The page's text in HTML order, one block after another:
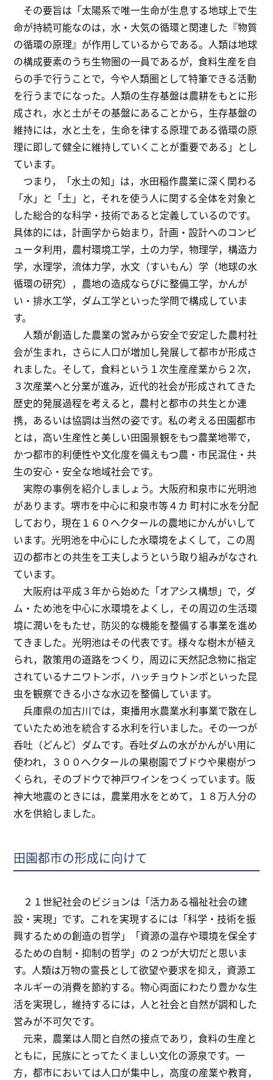
その要旨は「太陽系で唯一生命が生息する地球上で生
命が持続可能なのは，水・大気の循環と関連した『物質
の循環の原理』が作用しているからである。人類は地球
の構成要素のうち生物圈の一員であるが，食料生産を自
らの手で行うことで，今や人類圈として特筆できる活動
を行うまでになった。人類の生存基盤は農耕をもとに形
成され，水と土がその基盤にあることから，生存基盤の
維持には，水と土を，生命を律する原理である循環の原
理に即して健全に維持していくことが重要である」とし
ています。
つまり，「水土の知」は，水田稲作農業に深く関わる
「水」と「土」と，それを使う人に関する全体を対象と
した総合的な科学・技術であると定義しているのです。
具体的には，計画学から始まり，計画・設計へのコンピ
ュータ利用，農村環境工学，土の力学，物理学，構造力
学，水理学，流体力学，水文（すいもん）学（地球の水
循環の研究），農地の造成ならびに整備工学，かんが
い・排水工学，ダム工学といった学問で構成していま
す。
人類が創造した農業の営みから安全で安定した農村社
会が生まれ，さらに人口が増加し発展して都市が形成さ
れました。そして，食料という１次生産産業から２次，
３次産業へと分業が進み，近代的社会が形成されてきた
歴史的発展過程を考えると，農村と都市の共生とか連
携，あるいは協調は当然の姿です。私の考える田園都市
とは，高い生産性と美しい田園景観をもつ農業地帯で，
かつ都市的利便性や文化度を備えもつ農・市民混住・共
生の安心・安全な地域社会です。
実際の事例を紹介しましょう。大阪府和泉市に光明池
があります。堺市を中心に和泉市等４カ 町村に水を分配
しており，現在１６０ヘクタールの農地にかんがいして
います。光明池を中心にした水環境をよくして，この周
辺の都市との共生を工夫しようという取り組みがなされ
ています。
大阪府は平成３年から始めた「オアシス構想」で，ダ
ム・ため池を中心に水環境をよくし，その周辺の生活環
境に潤いをもたせ，防災的な機能を整備する事業を進め
てきました。光明池はその代表です。様々な樹木が植え
られ，散策用の道路をつくり，周辺に天然記念物に指定
されているナニワトンボ，ハッチョウトンボといった昆
虫を観察できる小さな水辺を整備しています。
兵庫県の加古川では，東播用水農業水利事業で散在し
ていたため池を統合する水利を行いました。その一つが
呑吐（どんど）ダムです。呑吐ダムの水がかんがい用に
使われ，３００ヘクタールの果樹園でブドウや果樹がつ
くられ，そのブドウで神戸ワインをつくっています。阪
神大地震のときには，農業用水をとめて，１８万人分の
水を供給しました。
田園都市の形成に向けて
２１世紀社会のビジョンは「活力ある福祉社会の建
設・実現」です。これを実現するには「科学・技術を振
興するための創造の哲学」「資源の温存や環境を保全す
るための自制・抑制の哲学」の２つが大切だと思いま
す。人類は万物の霊長として欲望や要求を抑え，資源エ
ネルギーの消費を節約する。物心両面にわたり豊かな生
活を実現し，維持するには，人と社会と自然が調和した
営みが不可欠です。
元来，農業は人間と自然の接点であり，食料の生産と
ともに，民族にとってたくましい文化の源泉です。一
方，都市においては人口が集中し，高度の産業や教育，